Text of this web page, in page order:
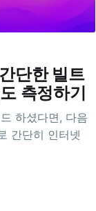
단한 빌트
측정하기
하셨다면, 다음
간단히 인터넷